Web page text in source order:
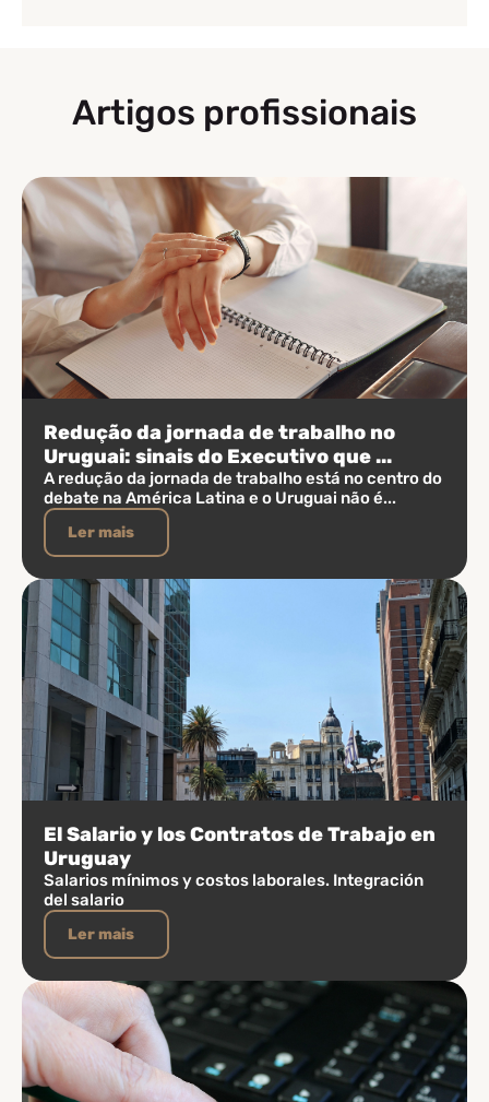
Artigos profissionais
Redução da jornada de trabalho no
Uruguai: sinais do Executivo que ...
A redução da jornada de trabalho está no centro do
debate na América Latina e o Uruguai não é...
Ler mais
El Salario y los Contratos de Trabajo en
Uruguay
Salarios mínimos y costos laborales. Integración
del salario
Ler mais